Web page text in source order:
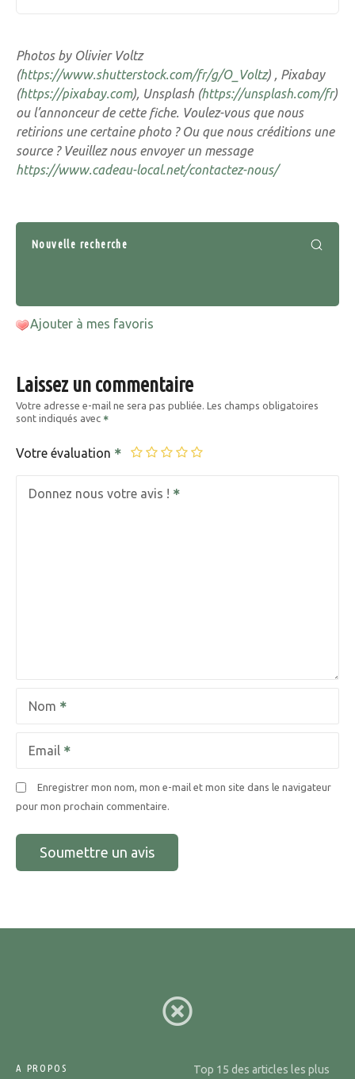
Photos by Olivier Voltz
(https://www.shutterstock.com/fr/g/O_Voltz) , Pixabay
(https://pixabay.com), Unsplash (https://unsplash.com/fr)
ou l’annonceur de cette fiche. Voulez-vous que nous
retirions une certaine photo ? Ou que nous créditions une
source ? Veuillez nous envoyer un message
https://www.cadeau-local.net/contactez-nous/
Nouvelle recherche
Ajouter à mes favoris
Laissez un commentaire
Votre adresse e-mail ne sera pas publiée. Les champs obligatoires
sont indiqués avec
Votre évaluation
Donnez nous votre avis !
Nom
Email
Enregistrer mon nom, mon e-mail et mon site dans le navigateur
pour mon prochain commentaire.
A PROPOS
Top 15 des articles les plus